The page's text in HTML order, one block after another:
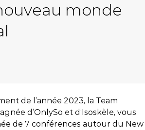
monde
de l’année 2023, la Team
d’OnlySo et d’Isoskèle, vous
de 7 conférences autour du New